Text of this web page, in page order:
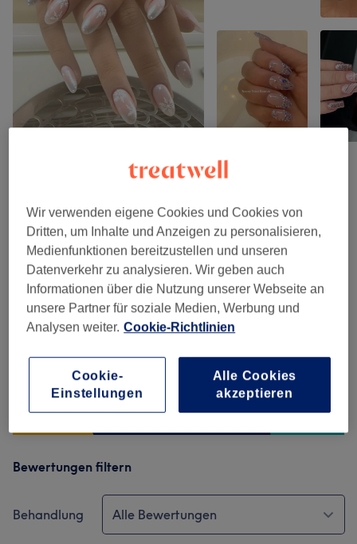
4,5 32 Bewertungen
Ambiente
Sauberkeit
Service
Bewertungen filtern
Behandlung Alle Bewertungen
Wir verwenden eigene Cookies und Cookies von
Dritten, um Inhalte und Anzeigen zu personalisieren,
Medienfunktionen bereitzustellen und unseren
Datenverkehr zu analysieren. Wir geben auch
Informationen über die Nutzung unserer Webseite an
unsere Partner für soziale Medien, Werbung und
Analysen weiter. Cookie-Richtlinien
Cookie-
Einstellungen
Alle Cookies
akzeptieren